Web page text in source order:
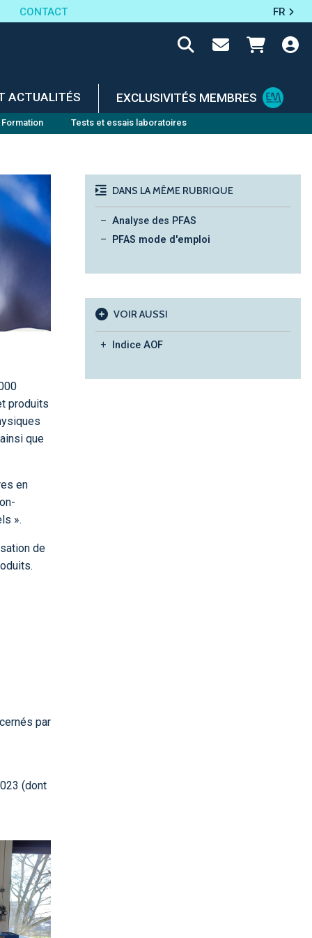
CONTACT FR
ACTUALITÉS EXCLUSIVITÉS MEMBRES
Formation Tests et essais laboratoires
produits
que
en
».
de
par
(dont
DANS LA MÊME RUBRIQUE
Analyse des PFAS
PFAS mode d'emploi
VOIR AUSSI
Indice AOF